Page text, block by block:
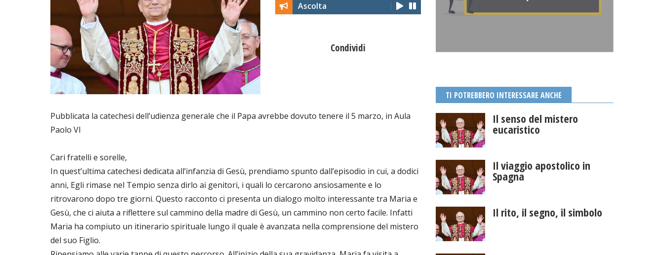
Ascolta
Condividi
Pubblicata la catechesi dell’udienza generale che il Papa avrebbe dovuto tenere il 5 marzo, in Aula
Paolo VI
Cari fratelli e sorelle,
In quest’ultima catechesi dedicata all’infanzia di Gesù, prendiamo spunto dall’episodio in cui, a dodici
anni, Egli rimase nel Tempio senza dirlo ai genitori, i quali lo cercarono ansiosamente e lo
ritrovarono dopo tre giorni. Questo racconto ci presenta un dialogo molto interessante tra Maria e
Gesù, che ci aiuta a riflettere sul cammino della madre di Gesù, un cammino non certo facile. Infatti
Maria ha compiuto un itinerario spirituale lungo il quale è avanzata nella comprensione del mistero
del suo Figlio.
TI POTREBBERO INTERESSARE ANCHE
Il senso del mistero
eucaristico
Il viaggio apostolico in
Spagna
Il rito, il segno, il simbolo